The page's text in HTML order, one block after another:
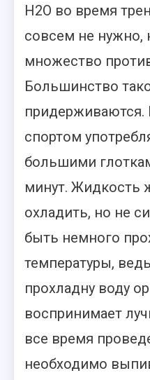
Н2О во время
совсем не нужно,
множество
Большинство
придерживаются.
спортом
большими
минут. Жидкость
охладить, но не
быть немного
температуры,
прохладну воду
воспринимает
все время
необходимо